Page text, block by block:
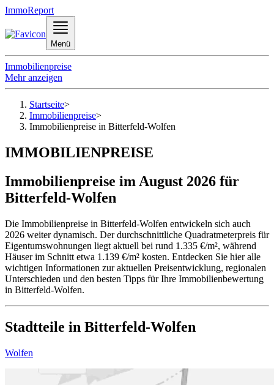
ImmoReport
Menü
Immobilienpreise
Mehr anzeigen
Startseite>
Immobilienpreise>
Immobilienpreise in Bitterfeld-Wolfen
IMMOBILIENPREISE
Immobilienpreise im August 2026 für
Bitterfeld-Wolfen
Die Immobilienpreise in Bitterfeld-Wolfen entwickeln sich auch
2026 weiter dynamisch. Der durchschnittliche Quadratmeterpreis für
Eigentumswohnungen liegt aktuell bei rund 1.335 €/m², während
Häuser im Schnitt etwa 1.139 €/m² kosten. Entdecken Sie hier alle
wichtigen Informationen zur aktuellen Preisentwicklung, regionalen
Unterschieden und den besten Tipps für Ihre Immobilienbewertung
in Bitterfeld-Wolfen.
Stadtteile in Bitterfeld-Wolfen
Wolfen